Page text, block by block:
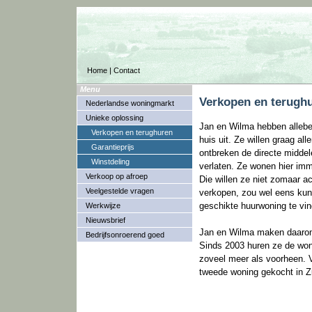
Home | Contact
Menu
Nederlandse woningmarkt
Unieke oplossing
Verkopen en terughuren
Garantieprijs
Winstdeling
Verkoop op afroep
Veelgestelde vragen
Werkwijze
Nieuwsbrief
Bedrijfsonroerend goed
Verkopen en
Jan en Wilma hebben
huis uit. Ze willen graag
ontbreken de directe
verlaten. Ze wonen hier
Die willen ze niet zomaar
verkopen, zou wel eens
geschikte huurwoning te
Jan en Wilma maken
Sinds 2003 huren ze de
zoveel meer als voorheen.
tweede woning gekocht in